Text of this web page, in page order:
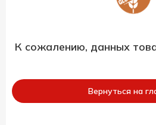
К сожалению, данных
Вернуться на